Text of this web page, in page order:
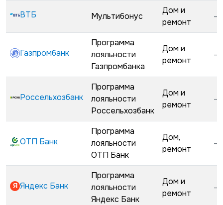
ВТБ Мультибонус
Дом и
ремонт
—
Газпромбанк
Программа
лояльности
Газпромбанка
Дом и
ремонт
—
Россельхозбанк
Программа
лояльности
Россельхозбанк
Дом и
ремонт
—
ОТП Банк
Программа
лояльности
ОТП Банк
Дом,
ремонт
—
Яндекс Банк
Программа
лояльности
Яндекс Банк
Дом и
ремонт
—